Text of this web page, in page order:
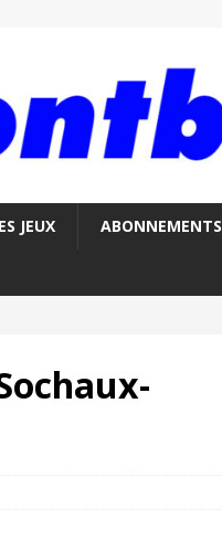
JEUX ABONNEMENTS